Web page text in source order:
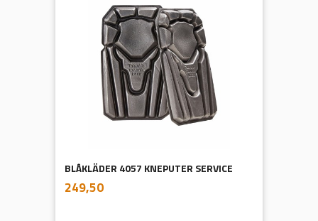
BLÅKLÄDER 4057 KNEPUTER SERVICE
Pris
249,50mva.